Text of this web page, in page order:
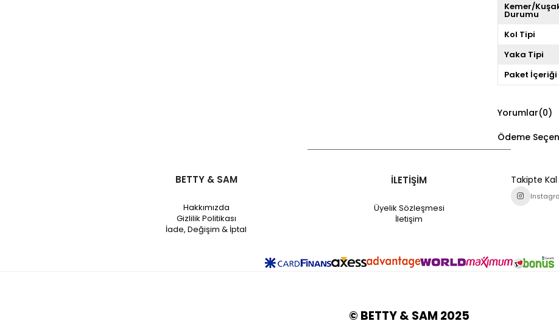
Kemer/
Durumu
Kol Tipi
Yaka Tipi
Paket İçeriği
Yorumlar(0)
Ödeme
BETTY & SAM
Hakkımızda
Gizlilik Politikası
İade, Değişim & İptal
İLETİŞİM
Üyelik Sözleşmesi
İletişim
Takipte Kal
© BETTY & SAM 2025